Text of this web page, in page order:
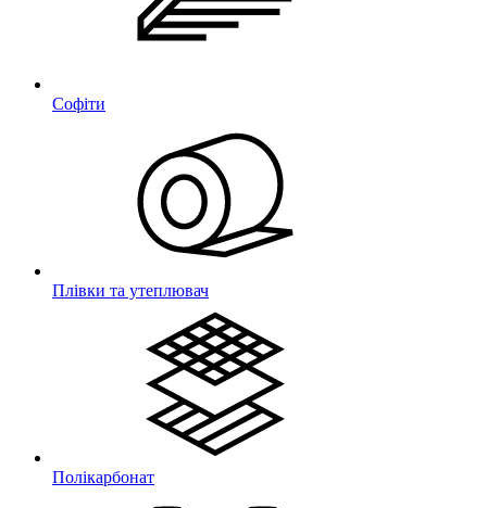
Софіти
Плівки та утеплювач
Полікарбонат